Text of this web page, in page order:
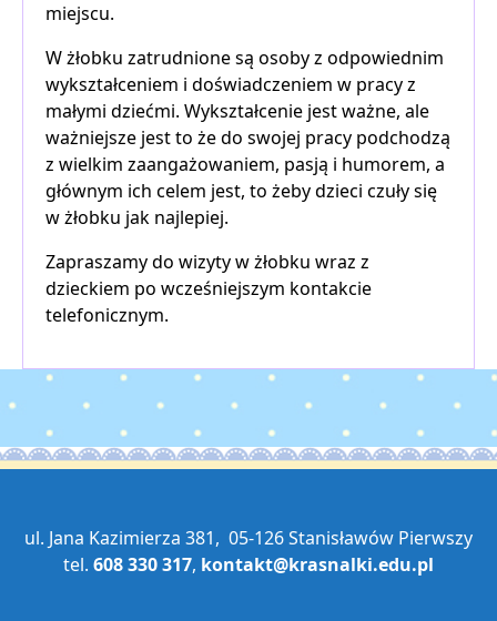
miejscu.
W żłobku zatrudnione są osoby z odpowiednim
wykształceniem i doświadczeniem w pracy z
małymi dziećmi. Wykształcenie jest ważne, ale
ważniejsze jest to że do swojej pracy podchodzą
z wielkim zaangażowaniem, pasją i humorem, a
głównym ich celem jest, to żeby dzieci czuły się
w żłobku jak najlepiej.
Zapraszamy do wizyty w żłobku wraz z
dzieckiem po wcześniejszym kontakcie
telefonicznym.
ul. Jana Kazimierza 381, 05-126 Stanisławów Pierwszy
tel. 608 330 317, kontakt@krasnalki.edu.pl